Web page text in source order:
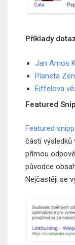
Příklady
Jan Amos
Planeta
Eiffelova
Featured
Featured
části výsledků
přímou
původce
Nejčastěji se